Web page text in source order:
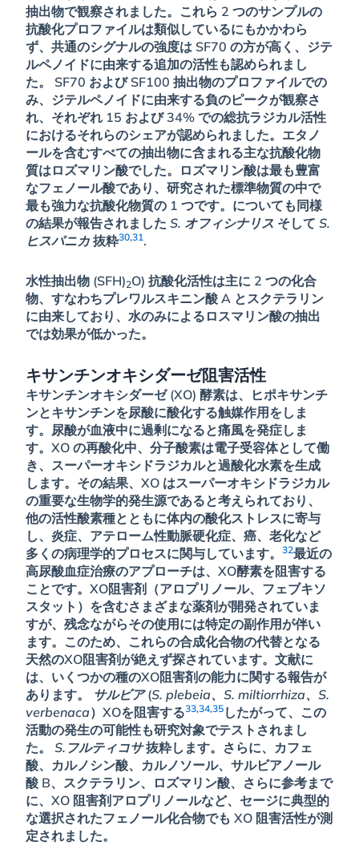
抽出物で観察されました。これら 2 つのサンプルの
抗酸化プロファイルは類似しているにもかかわら
ず、共通のシグナルの強度は SF70 の方が高く、ジテ
ルペノイドに由来する追加の活性も認められまし
た。 SF70 および SF100 抽出物のプロファイルでの
み、ジテルペノイドに由来する負のピークが観察さ
れ、それぞれ 15 および 34% での総抗ラジカル活性
におけるそれらのシェアが認められました。エタノ
ールを含むすべての抽出物に含まれる主な抗酸化物
質はロズマリン酸でした。ロズマリン酸は最も豊富
なフェノール酸であり、研究された標準物質の中で
最も強力な抗酸化物質の 1 つです。についても同様
の結果が報告されましたS. オフィシナリス そしてS.
ヒスパニカ 抜粋30,31 .
水性抽出物 (SFH)2O) 抗酸化活性は主に 2 つの化合
物、すなわちプレワルスキニン酸 A とスクテラリン
に由来しており、水のみによるロスマリン酸の抽出
では効果が低かった。
キサンチンオキシダーゼ阻害活性
キサンチンオキシダーゼ (XO) 酵素は、ヒポキサンチ
ンとキサンチンを尿酸に酸化する触媒作用をしま
す。尿酸が血液中に過剰になると痛風を発症しま
す。XO の再酸化中、分子酸素は電子受容体として働
き、スーパーオキシドラジカルと過酸化水素を生成
します。その結果、XO はスーパーオキシドラジカル
の重要な生物学的発生源であると考えられており、
他の活性酸素種とともに体内の酸化ストレスに寄与
し、炎症、アテローム性動脈硬化症、癌、老化など
多くの病理学的プロセスに関与しています。32最近の
高尿酸血症治療のアプローチは、XO酵素を阻害する
ことです。XO阻害剤（アロプリノール、フェブキソ
スタット）を含むさまざまな薬剤が開発されていま
すが、残念ながらその使用には特定の副作用が伴い
ます。このため、これらの合成化合物の代替となる
天然のXO阻害剤が絶えず探されています。文献に
は、いくつかの種のXO阻害剤の能力に関する報告が
あります。 サルビア(S. plebeia、S. miltiorrhiza、S.
verbenaca）XOを阻害する33,34,35 したがって、この
活動の発生の可能性も研究対象でテストされまし
た。S.フルティコサ抜粋します。さらに、カフェ
酸、カルノシン酸、カルノソール、サルビアノール
酸 B、スクテラリン、ロズマリン酸、さらに参考まで
に、XO 阻害剤アロプリノールなど、セージに典型的
な選択されたフェノール化合物でも XO 阻害活性が測
定されました。